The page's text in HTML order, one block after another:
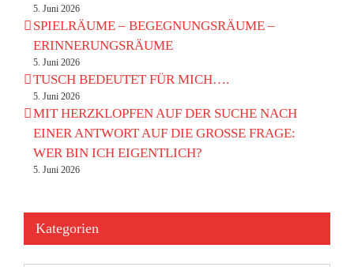
5. Juni 2026
SPIELRÄUME – BEGEGNUNGSRÄUME –
ERINNERUNGSRÄUME
5. Juni 2026
TUSCH BEDEUTET FÜR MICH….
5. Juni 2026
MIT HERZKLOPFEN AUF DER SUCHE NACH
EINER ANTWORT AUF DIE GROSSE FRAGE:
WER BIN ICH EIGENTLICH?
5. Juni 2026
Kategorien